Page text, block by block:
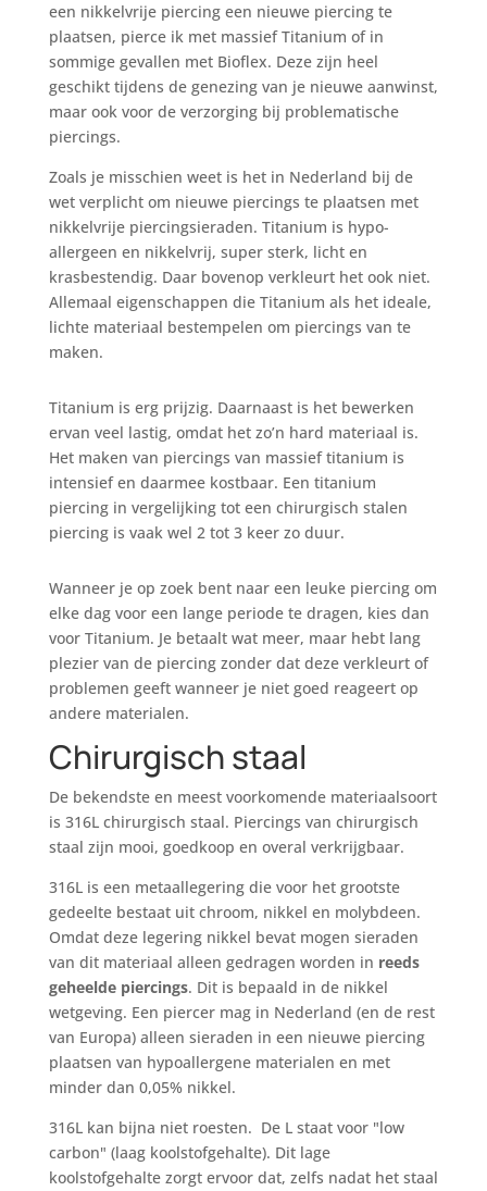
een nikkelvrije piercing een nieuwe piercing te
plaatsen, pierce ik met massief Titanium of in
sommige gevallen met Bioflex. Deze zijn heel
geschikt tijdens de genezing van je nieuwe aanwinst,
maar ook voor de verzorging bij problematische
piercings.
Zoals je misschien weet is het in Nederland bij de
wet verplicht om nieuwe piercings te plaatsen met
nikkelvrije piercingsieraden. Titanium is hypo-
allergeen en nikkelvrij, super sterk, licht en
krasbestendig. Daar bovenop verkleurt het ook niet.
Allemaal eigenschappen die Titanium als het ideale,
lichte materiaal bestempelen om piercings van te
maken.
Titanium is erg prijzig. Daarnaast is het bewerken
ervan veel lastig, omdat het zo’n hard materiaal is.
Het maken van piercings van massief titanium is
intensief en daarmee kostbaar. Een titanium
piercing in vergelijking tot een chirurgisch stalen
piercing is vaak wel 2 tot 3 keer zo duur.
Wanneer je op zoek bent naar een leuke piercing om
elke dag voor een lange periode te dragen, kies dan
voor Titanium. Je betaalt wat meer, maar hebt lang
plezier van de piercing zonder dat deze verkleurt of
problemen geeft wanneer je niet goed reageert op
andere materialen.
Chirurgisch staal
De bekendste en meest voorkomende materiaalsoort
is 316L chirurgisch staal. Piercings van chirurgisch
staal zijn mooi, goedkoop en overal verkrijgbaar.
316L is een metaallegering die voor het grootste
gedeelte bestaat uit chroom, nikkel en molybdeen.
Omdat deze legering nikkel bevat mogen sieraden
van dit materiaal alleen gedragen worden in reeds
geheelde piercings. Dit is bepaald in de nikkel
wetgeving. Een piercer mag in Nederland (en de rest
van Europa) alleen sieraden in een nieuwe piercing
plaatsen van hypoallergene materialen en met
minder dan 0,05% nikkel.
316L kan bijna niet roesten. De L staat voor "low
carbon" (laag koolstofgehalte). Dit lage
koolstofgehalte zorgt ervoor dat, zelfs nadat het staal